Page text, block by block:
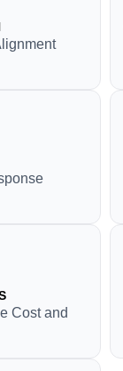
Cost and